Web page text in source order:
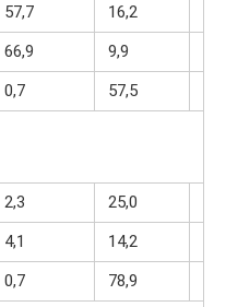
57,7 16,2
66,9 9,9
0,7 57,5
2,3 25,0
4,1 14,2
0,7 78,9